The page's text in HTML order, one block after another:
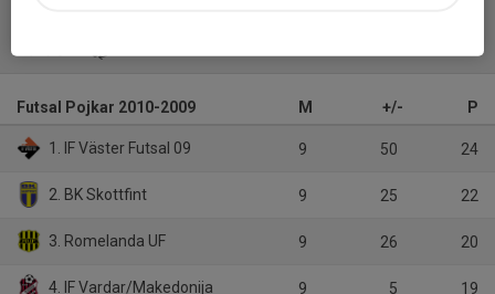
Futsal Pojkar 2010-2009 M +/- P
1. IF Väster Futsal 09 9 50 24
2. BK Skottfint 9 25 22
3. Romelanda UF 9 26 20
4. IF Vardar/Makedonija 9 5 19